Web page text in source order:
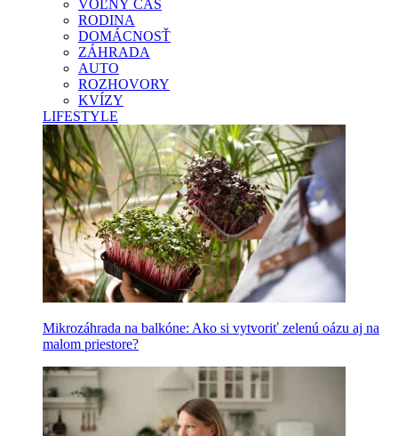
VOĽNÝ ČAS
RODINA
DOMÁCNOSŤ
ZÁHRADA
AUTO
ROZHOVORY
KVÍZY
LIFESTYLE
Mikrozáhrada na balkóne: Ako si vytvoriť zelenú oázu aj na
malom priestore?